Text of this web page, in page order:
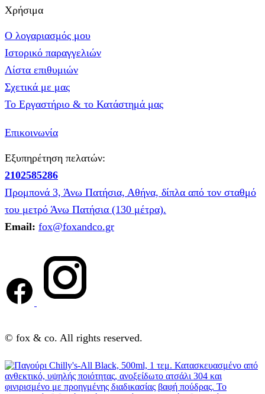
Χρήσιμα
Ο λογαριασμός μου
Ιστορικό παραγγελιών
Λίστα επιθυμιών
Σχετικά με μας
Το Εργαστήριο & το Κατάστημά μας
Επικοινωνία
Εξυπηρέτηση πελατών:
2102585286
Προμπονά 3, Άνω Πατήσια, Αθήνα, δίπλα από τον σταθμό
του μετρό Άνω Πατήσια (130 μέτρα).
Email: fox@foxandco.gr
© fox & co. All rights reserved.